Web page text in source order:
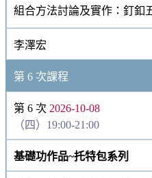
組合方法討論及實作：釘釦
李澤宏
第 6 次課程
第 6 次 2026-10-08
（四）19:00-21:00
基礎功作品~托特包系列